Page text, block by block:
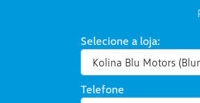
Selecione a loja:
Telefone